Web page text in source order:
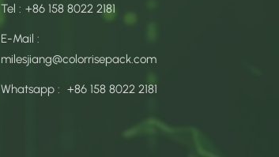
Tel : +86 158 8022 2181
E-Mail :
milesjiang@colorrisepack.com
Whatsapp : +86 158 8022 2181